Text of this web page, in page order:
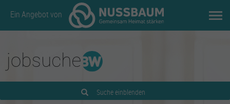
Ein Angebot von
Suche einblenden